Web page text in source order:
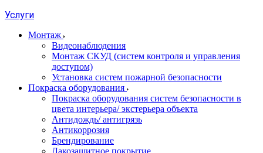
Услуги
Монтаж
Видеонаблюдения
Монтаж СКУД (систем контроля и управления
доступом)
Установка систем пожарной безопасности
Покраска оборудования
Покраска оборудования систем безопасности в
цвета интерьера/ экстерьера объекта
Антидождь/ антигрязь
Антикоррозия
Брендирование
Лакозащитное покрытие